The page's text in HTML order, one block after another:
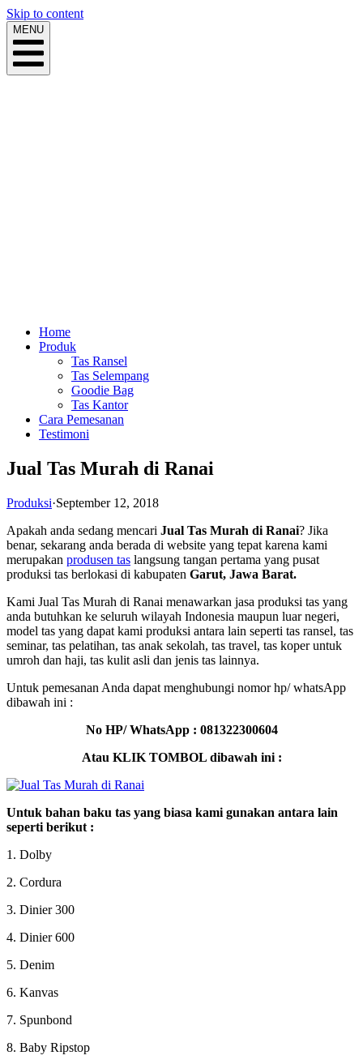
Skip to content
MENU
Home
Produk
Tas Ransel
Tas Selempang
Goodie Bag
Tas Kantor
Cara Pemesanan
Testimoni
Jual Tas Murah di Ranai
Produksi·September 12, 2018
Apakah anda sedang mencari Jual Tas Murah di Ranai? Jika
benar, sekarang anda berada di website yang tepat karena kami
merupakan produsen tas langsung tangan pertama yang pusat
produksi tas berlokasi di kabupaten Garut, Jawa Barat.
Kami Jual Tas Murah di Ranai menawarkan jasa produksi tas yang
anda butuhkan ke seluruh wilayah Indonesia maupun luar negeri,
model tas yang dapat kami produksi antara lain seperti tas ransel, tas
seminar, tas pelatihan, tas anak sekolah, tas travel, tas koper untuk
umroh dan haji, tas kulit asli dan jenis tas lainnya.
Untuk pemesanan Anda dapat menghubungi nomor hp/ whatsApp
dibawah ini :
No HP/ WhatsApp : 081322300604
Atau KLIK TOMBOL dibawah ini :
Untuk bahan baku tas yang biasa kami gunakan antara lain
seperti berikut :
1. Dolby
2. Cordura
3. Dinier 300
4. Dinier 600
5. Denim
6. Kanvas
7. Spunbond
8. Baby Ripstop